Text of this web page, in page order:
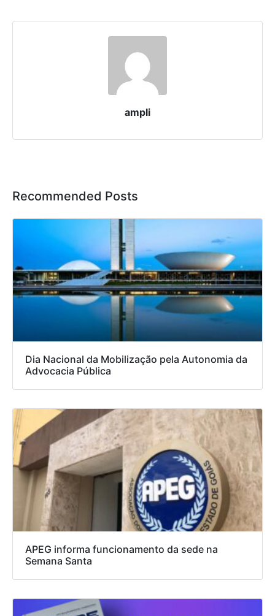
ampli
Recommended Posts
Dia Nacional da Mobilização pela Autonomia da
Advocacia Pública
APEG informa funcionamento da sede na
Semana Santa